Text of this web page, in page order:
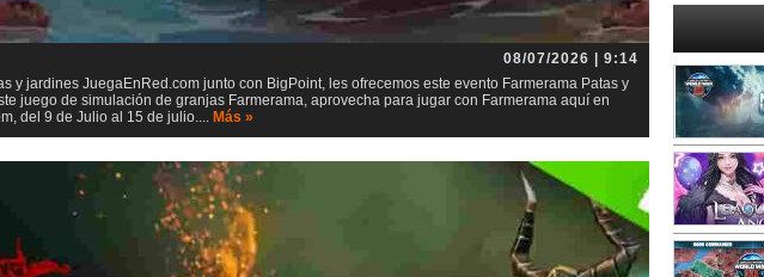
08/07/2026 | 9:14
y jardines JuegaEnRed.com junto con BigPoint, les ofrecemos este evento Farmerama Patas y
juego de simulación de granjas Farmerama, aprovecha para jugar con Farmerama aquí en
del 9 de Julio al 15 de julio.... Más »